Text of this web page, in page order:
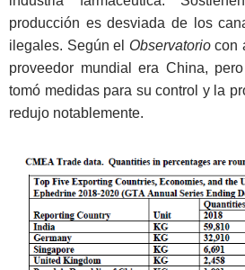
producción es desviada de los
ilegales. Según el Observatoriocon
proveedor mundial era China,
tomó medidas para su control y la
redujo notablemente.